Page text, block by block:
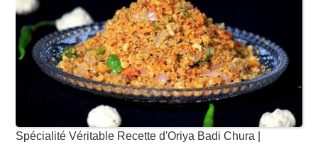
Spécialité Véritable Recette d'Oriya Badi Chura |